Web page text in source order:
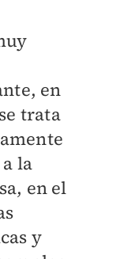
en
trata
la
en el
y